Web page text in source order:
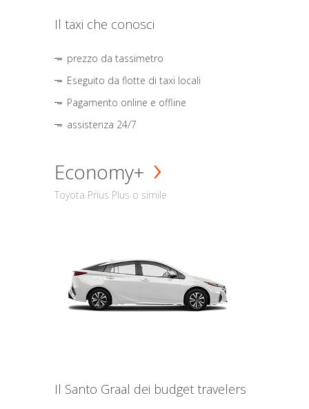
Il taxi che conosci
prezzo da tassimetro
Eseguito da flotte di taxi locali
Pagamento online e offline
assistenza 24/7
Economy+
Toyota Prius Plus o simile
Il Santo Graal dei budget travelers